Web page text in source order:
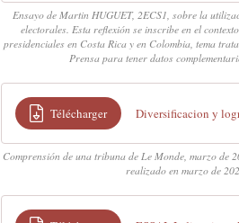
Ensayo de Martin HUGUET, 2ECS1, sobre la
electorales. Esta reflexión se inscribe en el
presidenciales en Costa Rica y en Colombia, tema
Prensa para tener datos
Télécharger Diversificacion y
Comprensión de una tribuna de Le Monde, marzo
realizado en marzo de